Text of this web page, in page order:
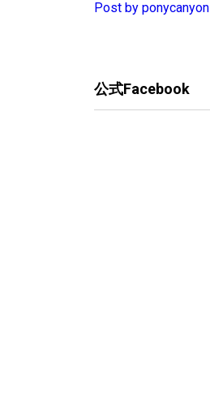
Post by ponycanyon
公式Facebook